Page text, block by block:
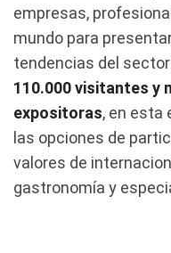
empresas,
mundo para
tendencias del
110.000 visitantes y
expositoras, en esta
las opciones de
valores de
gastronomía y